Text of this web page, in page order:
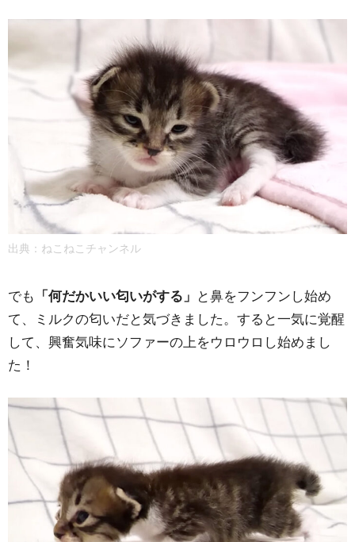
出典： ねこねこチャンネル
でも 「何だかいい匂いがする」 と鼻をフンフンし始め
て、ミルクの匂いだと気づきました。すると一気に覚醒
して、興奮気味にソファーの上をウロウロし始めまし
た！